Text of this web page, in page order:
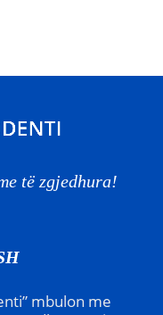
të zgjedhura!
mbulon me